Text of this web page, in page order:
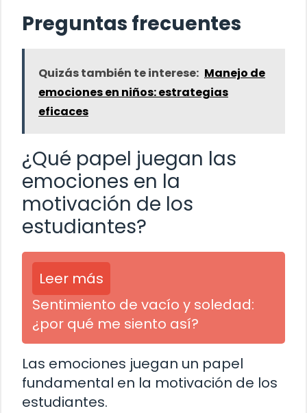
Preguntas frecuentes
Quizás también te interese: Manejo de
emociones en niños: estrategias
eficaces
¿Qué papel juegan las
emociones en la
motivación de los
estudiantes?
Leer más
Sentimiento de vacío y soledad:
¿por qué me siento así?
Las emociones juegan un papel
fundamental en la motivación de los
estudiantes.